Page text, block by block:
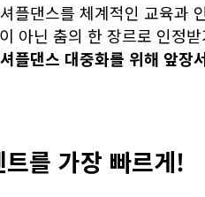
플댄스를 체계적인 교육과
아닌 춤의 한 장르로 인정
플댄스 대중화를 위해 앞장
를 가장 빠르게!